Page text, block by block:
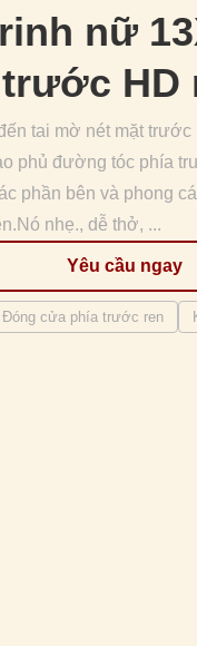
nữ
HD
tai mờ nét mặt trước
phủ đường tóc phía
phần bên và phong
nhẹ., dễ thở, ...
Yêu cầu ngay
Đóng cửa phía trước ren